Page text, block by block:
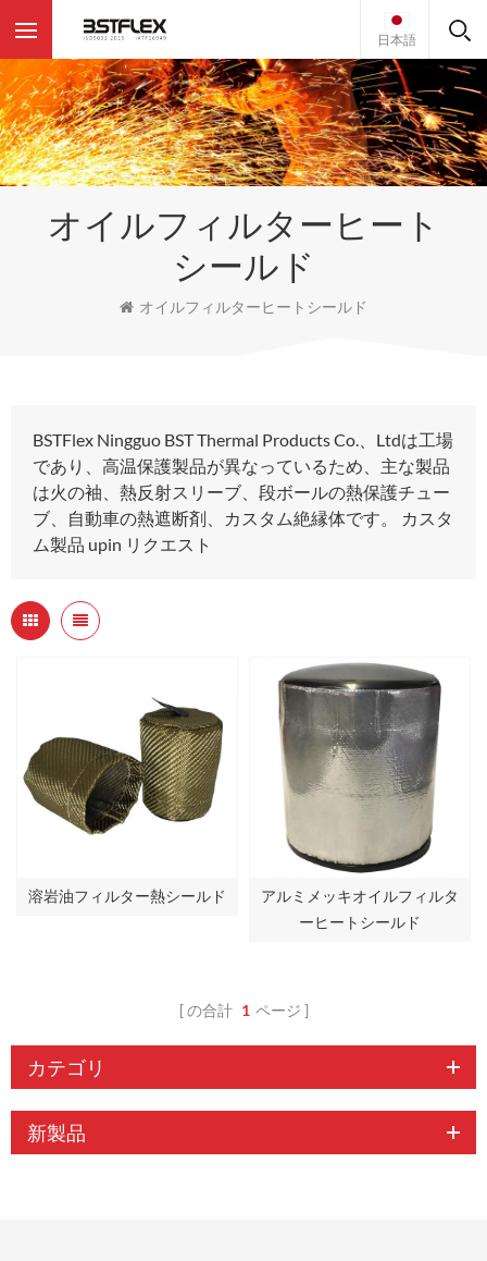
日本語
オイルフィルターヒート
シールド
オイルフィルターヒートシールド
BSTFlex Ningguo BST Thermal Products Co.、Ltdは工場
であり、高温保護製品が異なっているため、主な製品
は火の袖、熱反射スリーブ、段ボールの熱保護チュー
ブ、自動車の熱遮断剤、カスタム絶縁体です。 カスタ
ム製品 upin リクエスト
溶岩油フィルター熱シールド
アルミメッキオイルフィルタ
ーヒートシールド
の合計 1 ページ
カテゴリ
新製品